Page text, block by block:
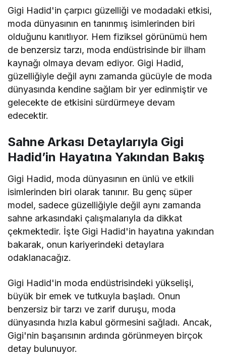
Gigi Hadid'in çarpıcı güzelliği ve modadaki etkisi,
moda dünyasının en tanınmış isimlerinden biri
olduğunu kanıtlıyor. Hem fiziksel görünümü hem
de benzersiz tarzı, moda endüstrisinde bir ilham
kaynağı olmaya devam ediyor. Gigi Hadid,
güzelliğiyle değil aynı zamanda gücüyle de moda
dünyasında kendine sağlam bir yer edinmiştir ve
gelecekte de etkisini sürdürmeye devam
edecektir.
Sahne Arkası Detaylarıyla Gigi
Hadid’in Hayatına Yakından Bakış
Gigi Hadid, moda dünyasının en ünlü ve etkili
isimlerinden biri olarak tanınır. Bu genç süper
model, sadece güzelliğiyle değil aynı zamanda
sahne arkasındaki çalışmalarıyla da dikkat
çekmektedir. İşte Gigi Hadid'in hayatına yakından
bakarak, onun kariyerindeki detaylara
odaklanacağız.
Gigi Hadid'in moda endüstrisindeki yükselişi,
büyük bir emek ve tutkuyla başladı. Onun
benzersiz bir tarzı ve zarif duruşu, moda
dünyasında hızla kabul görmesini sağladı. Ancak,
Gigi'nin başarısının ardında görünmeyen birçok
detay bulunuyor.